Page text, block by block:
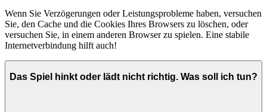
Wenn Sie Verzögerungen oder Leistungsprobleme haben, versuchen
Sie, den Cache und die Cookies Ihres Browsers zu löschen, oder
versuchen Sie, in einem anderen Browser zu spielen. Eine stabile
Internetverbindung hilft auch!
Das Spiel hinkt oder lädt nicht richtig. Was soll ich tun?